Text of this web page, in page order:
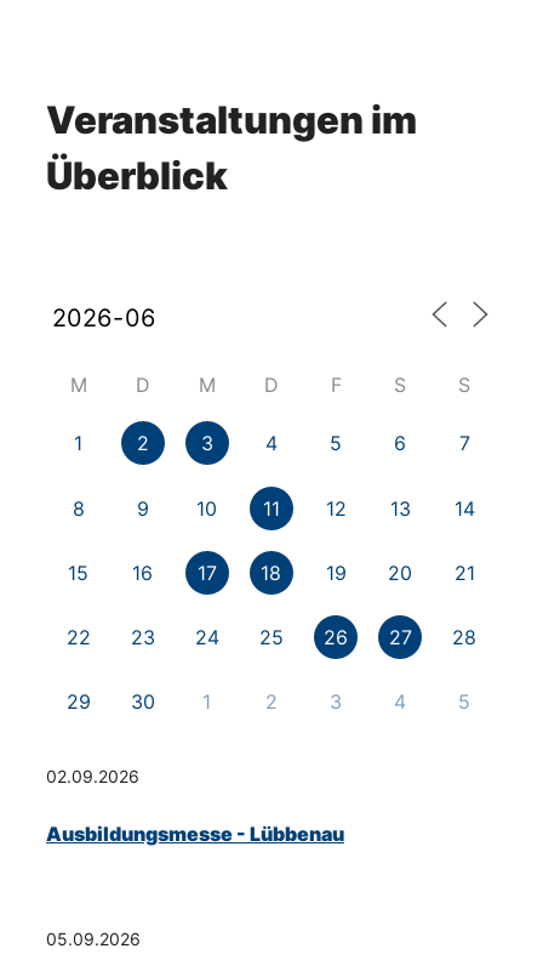
Veranstaltungen im
Überblick
M D M D F S S
1 2 3 4 5 6 7
8 9 10 11 12 13 14
15 16 17 18 19 20 21
22 23 24 25 26 27 28
29 30 1 2 3 4 5
02.09.2026
Ausbildungsmesse - Lübbenau
05.09.2026